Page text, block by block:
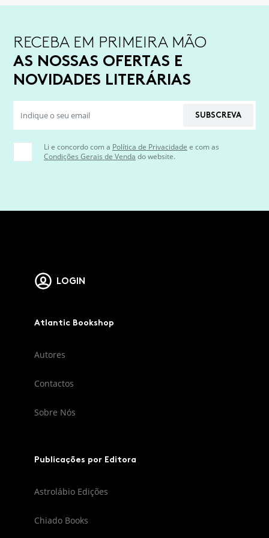
RECEBA EM PRIMEIRA MÃO
AS NOSSAS OFERTAS E
NOVIDADES LITERÁRIAS
SUBSCREVA
Li e concordo com a Política de Privacidade e com as
Condições Gerais de Venda do website.
LOGIN
Atlantic Bookshop
Autores
Contactos
Sobre Nós
Publicações por Editora
Astrolábio Edições
Chiado Books